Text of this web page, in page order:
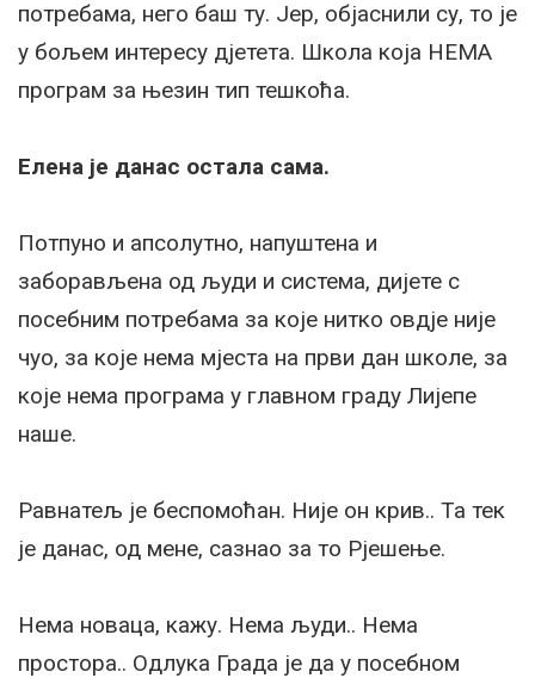
потребама, него баш ту. Јер, објаснили су, то је
у бољем интересу дјетета. Школа која НЕМА
програм за њезин тип тешкоћа.
Елена је данас остала сама.
Потпуно и апсолутно, напуштена и
заборављена од људи и система, дијете с
посебним потребама за које нитко овдје није
чуо, за које нема мјеста на први дан школе, за
које нема програма у главном граду Лијепе
наше.
Равнатељ је беспомоћан. Није он крив.. Та тек
је данас, од мене, сазнао за то Рјешење.
Нема новаца, кажу. Нема људи.. Нема
простора.. Одлука Града је да у посебном